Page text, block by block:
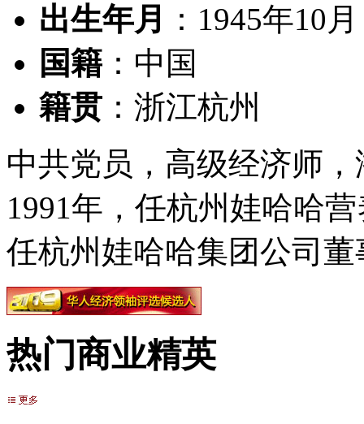
出生年月
：1945年10月
国籍 ：中国
籍贯 ：浙江杭州
中共党员，高级经济师
1991年，任杭州娃哈哈
任杭州娃哈哈集团公司
热门商业精英